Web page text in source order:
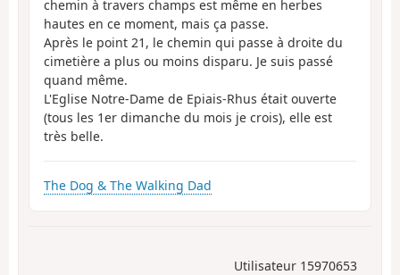
chemin à travers champs est même en herbes
hautes en ce moment, mais ça passe.
Après le point 21, le chemin qui passe à droite du
cimetière a plus ou moins disparu. Je suis passé
quand même.
L'Eglise Notre-Dame de Epiais-Rhus était ouverte
(tous les 1er dimanche du mois je crois), elle est
très belle.
The Dog & The Walking Dad
Utilisateur 15970653